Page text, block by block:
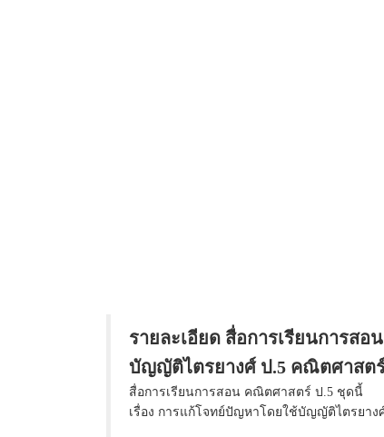
รายละเอียด สื่อการเรียนการส
บัญญัติไตรยางศ์ ป.5 คณิตศาสต
สื่อการเรียนการสอน คณิตศาสตร์ ป.5 ชุดนี้
เรื่อง การแก้โจทย์ปัญหาโดยใช้บัญญัติไตรยาง